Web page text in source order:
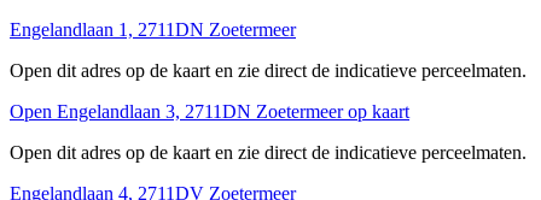
Engelandlaan 1, 2711DN Zoetermeer
Open dit adres op de kaart en zie direct de indicatieve perceelmaten.
Open Engelandlaan 3, 2711DN Zoetermeer op kaart
Open dit adres op de kaart en zie direct de indicatieve perceelmaten.
Engelandlaan 4, 2711DV Zoetermeer